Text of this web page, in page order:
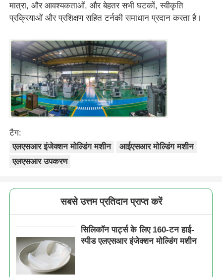
तरल सिलिकॉन रबर इंजेक्शन मोल्डिंग
सिलिकॉन रबर इंजेक्शन मोल्डिंग
मात्रा, और आवश्यकताओं, और बेहतर सभी घटकों, स्वीकृति
प्रक्रियाओं और प्रशिक्षण सहित टर्नकी समाधान प्रदान करता है।
टैग:
एलएसआर इंजेक्शन मोल्डिंग मशीन
आईएसआर मोल्डिंग मशीन
एलएसआर उपकरण
सबसे उत्तम प्रतिदान प्राप्त करें
सिलिकॉन पार्ट्स के लिए 160-टन हाई-
स्पीड एलएसआर इंजेक्शन मोल्डिंग मशीन